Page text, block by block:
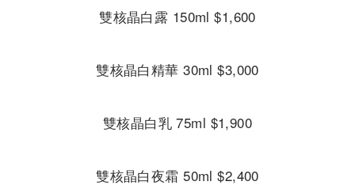
雙核晶白露 150ml $1,600
雙核晶白精華 30ml $3,000
雙核晶白乳 75ml $1,900
雙核晶白夜霜 50ml $2,400